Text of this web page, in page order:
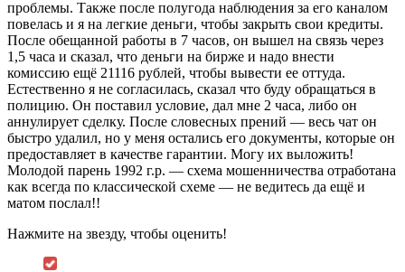
проблемы. Также после полугода наблюдения за его каналом
повелась и я на легкие деньги, чтобы закрыть свои кредиты.
После обещанной работы в 7 часов, он вышел на связь через
1,5 часа и сказал, что деньги на бирже и надо внести
комиссию ещё 21116 рублей, чтобы вывести ее оттуда.
Естественно я не согласилась, сказал что буду обращаться в
полицию. Он поставил условие, дал мне 2 часа, либо он
аннулирует сделку. После словесных прений — весь чат он
быстро удалил, но у меня остались его документы, которые он
предоставляет в качестве гарантии. Могу их выложить!
Молодой парень 1992 г.р. — схема мошенничества отработана
как всегда по классической схеме — не ведитесь да ещё и
матом послал!!
Нажмите на звезду, чтобы оценить!